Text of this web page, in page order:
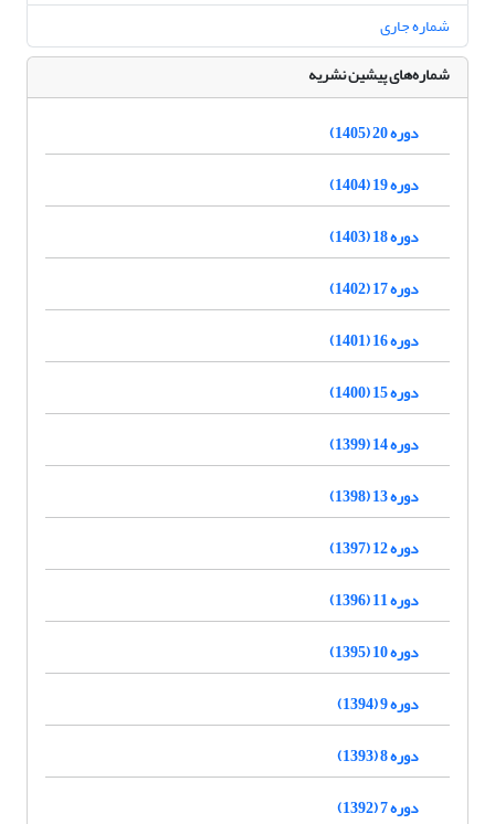
شماره جاری
شماره‌های پیشین نشریه
دوره 20 (1405)
دوره 19 (1404)
دوره 18 (1403)
دوره 17 (1402)
دوره 16 (1401)
دوره 15 (1400)
دوره 14 (1399)
دوره 13 (1398)
دوره 12 (1397)
دوره 11 (1396)
دوره 10 (1395)
دوره 9 (1394)
دوره 8 (1393)
دوره 7 (1392)